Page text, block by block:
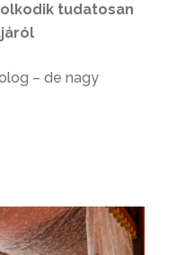
tudatosan
– de nagy